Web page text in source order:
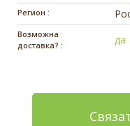
Регион :
Возможна
доставка? :
да